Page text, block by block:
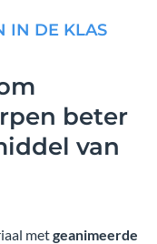
IN DE KLAS
beter
van
metgeanimeerde